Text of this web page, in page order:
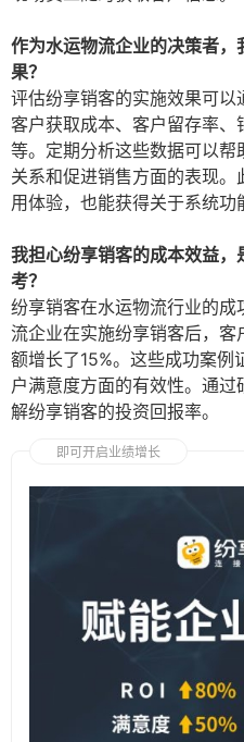
作为水运物流企业的决策者
果？
评估纷享销客的实施效果可
客户获取成本、客户留存率
等。定期分析这些数据可以帮
关系和促进销售方面的表现
用体验，也能获得关于系统功
我担心纷享销客的成本效益
考？
纷享销客在水运物流行业的
流企业在实施纷享销客后，
额增长了15%。这些成功案
户满意度方面的有效性。通
解纷享销客的投资回报率。
即可开启业绩增长